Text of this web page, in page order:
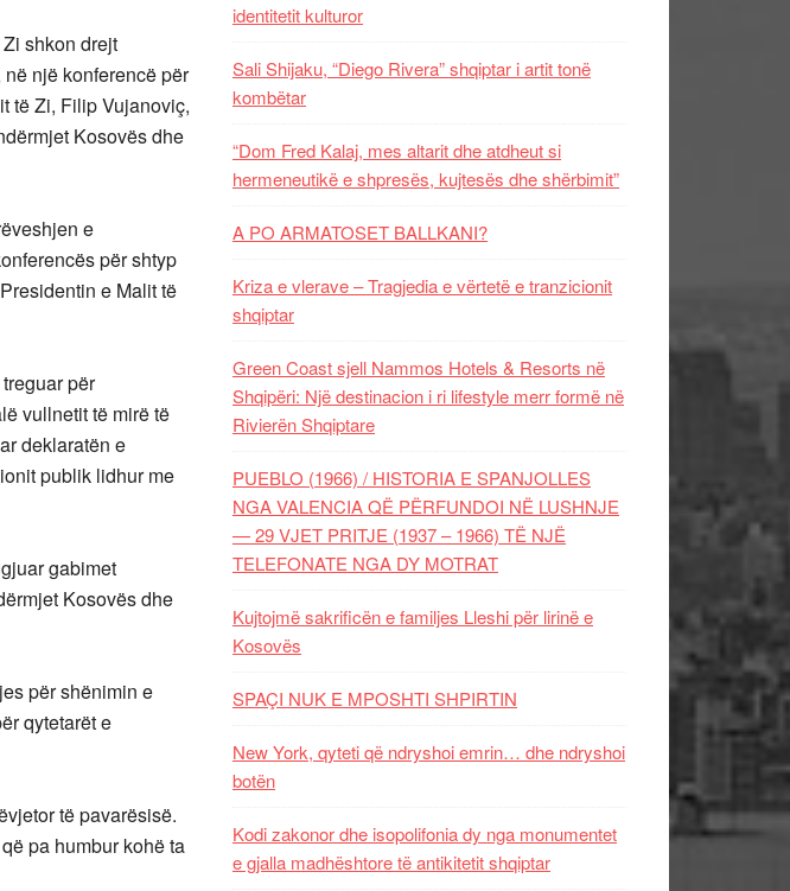
shkon drejt
një konferencë për
të Zi, Filip Vujanoviç,
Kosovës dhe
e
për shtyp
e Malit të
për
vullnetit të mirë të
deklaratën e
publik lidhur me
gabimet
Kosovës dhe
për shënimin e
qytetarët e
të pavarësisë.
pa humbur kohë ta
identitetit kulturor
Sali Shijaku, “Diego Rivera” shqiptar i artit tonë
kombëtar
“Dom Fred Kalaj, mes altarit dhe atdheut si
hermeneutikë e shpresës, kujtesës dhe shërbimit”
A PO ARMATOSET BALLKANI?
Kriza e vlerave – Tragjedia e vërtetë e tranzicionit
shqiptar
Green Coast sjell Nammos Hotels & Resorts në
Shqipëri: Një destinacion i ri lifestyle merr formë në
Rivierën Shqiptare
PUEBLO (1966) / HISTORIA E SPANJOLLES
NGA VALENCIA QË PËRFUNDOI NË LUSHNJE
— 29 VJET PRITJE (1937 – 1966) TË NJË
TELEFONATE NGA DY MOTRAT
Kujtojmë sakrificën e familjes Lleshi për lirinë e
Kosovës
SPAÇI NUK E MPOSHTI SHPIRTIN
New York, qyteti që ndryshoi emrin… dhe ndryshoi
botën
Kodi zakonor dhe isopolifonia dy nga monumentet
e gjalla madhështore të antikitetit shqiptar